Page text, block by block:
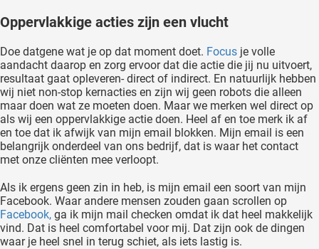
Oppervlakkige acties zijn een vlucht
Doe datgene wat je op dat moment doet. Focus je volle
aandacht daarop en zorg ervoor dat die actie die jij nu uitvoert,
resultaat gaat opleveren- direct of indirect. En natuurlijk hebben
wij niet non-stop kernacties en zijn wij geen robots die alleen
maar doen wat ze moeten doen. Maar we merken wel direct op
als wij een oppervlakkige actie doen. Heel af en toe merk ik af
en toe dat ik afwijk van mijn email blokken. Mijn email is een
belangrijk onderdeel van ons bedrijf, dat is waar het contact
met onze cliënten mee verloopt.
Als ik ergens geen zin in heb, is mijn email een soort van mijn
Facebook. Waar andere mensen zouden gaan scrollen op
Facebook, ga ik mijn mail checken omdat ik dat heel makkelijk
vind. Dat is heel comfortabel voor mij. Dat zijn ook de dingen
waar je heel snel in terug schiet, als iets lastig is.